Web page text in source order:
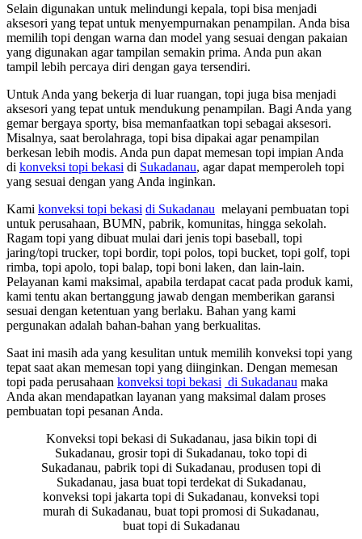
Selain digunakan untuk melindungi kepala, topi bisa menjadi
aksesori yang tepat untuk menyempurnakan penampilan. Anda bisa
memilih topi dengan warna dan model yang sesuai dengan pakaian
yang digunakan agar tampilan semakin prima. Anda pun akan
tampil lebih percaya diri dengan gaya tersendiri.
Untuk Anda yang bekerja di luar ruangan, topi juga bisa menjadi
aksesori yang tepat untuk mendukung penampilan. Bagi Anda yang
gemar bergaya sporty, bisa memanfaatkan topi sebagai aksesori.
Misalnya, saat berolahraga, topi bisa dipakai agar penampilan
berkesan lebih modis. Anda pun dapat memesan topi impian Anda
di konveksi topi bekasi di Sukadanau, agar dapat memperoleh topi
yang sesuai dengan yang Anda inginkan.
Kami konveksi topi bekasi di Sukadanau melayani pembuatan topi
untuk perusahaan, BUMN, pabrik, komunitas, hingga sekolah.
Ragam topi yang dibuat mulai dari jenis topi baseball, topi
jaring/topi trucker, topi bordir, topi polos, topi bucket, topi golf, topi
rimba, topi apolo, topi balap, topi boni laken, dan lain-lain.
Pelayanan kami maksimal, apabila terdapat cacat pada produk kami,
kami tentu akan bertanggung jawab dengan memberikan garansi
sesuai dengan ketentuan yang berlaku. Bahan yang kami
pergunakan adalah bahan-bahan yang berkualitas.
Saat ini masih ada yang kesulitan untuk memilih konveksi topi yang
tepat saat akan memesan topi yang diinginkan. Dengan memesan
topi pada perusahaan konveksi topi bekasi di Sukadanau maka
Anda akan mendapatkan layanan yang maksimal dalam proses
pembuatan topi pesanan Anda.
Konveksi topi bekasi di Sukadanau, jasa bikin topi di
Sukadanau, grosir topi di Sukadanau, toko topi di
Sukadanau, pabrik topi di Sukadanau, produsen topi di
Sukadanau, jasa buat topi terdekat di Sukadanau,
konveksi topi jakarta topi di Sukadanau, konveksi topi
murah di Sukadanau, buat topi promosi di Sukadanau,
buat topi di Sukadanau